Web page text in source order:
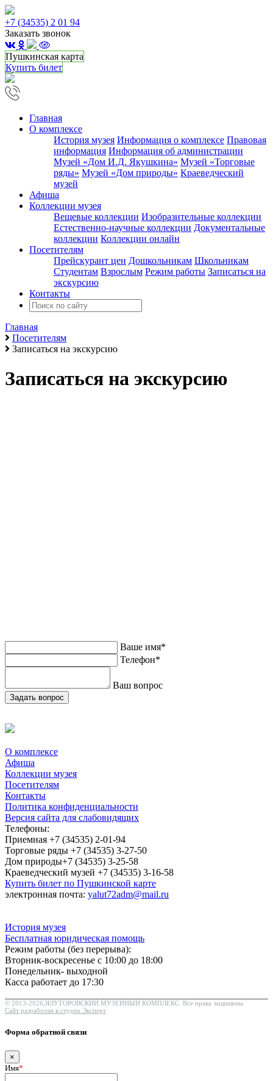
+7 (34535) 2 01 94
Заказать звонок
Пушкинская карта
Купить билет
Главная
О комплексе
История музея Информация о комплексе Правовая
информация Информация об администрации
Музей «Дом И.Д. Якушкина» Музей «Торговые
ряды» Музей «Дом природы» Краеведческий
музей
Афиша
Коллекции музея
Вещевые коллекции Изобразительные коллекции
Естественно-научные коллекции Документальные
коллекции Коллекции онлайн
Посетителям
Прейскурант цен Дошкольникам Школьникам
Студентам Взрослым Режим работы Записаться на
экскурсию
Контакты
Главная
Посетителям
Записаться на экскурсию
Записаться на экскурсию
Ваше имя*
Телефон*
Ваш вопрос
Задать вопрос
О комплексе
Афиша
Коллекции музея
Посетителям
Контакты
Политика конфиденциальности
Версия сайта для слабовидящих
Телефоны:
Приемная +7 (34535) 2-01-94
Торговые ряды +7 (34535) 3-27-50
Дом природы+7 (34535) 3-25-58
Краеведческий музей +7 (34535) 3-16-58
Купить билет по Пушкинской карте
электронная почта: yalut72adm@mail.ru
История музея
Бесплатная юридическая помощь
Режим работы (без перерыва):
Вторник-воскресенье с 10:00 до 18:00
Понедельник- выходной
Касса работает до 17:30
© 2013-2026,ЯЛУТОРОВСКИЙ МУЗЕЙНЫЙ КОМПЛЕКС. Все права защищены
Сайт разработан в студии Эксперт
Форма обратной связи
×
Имя*